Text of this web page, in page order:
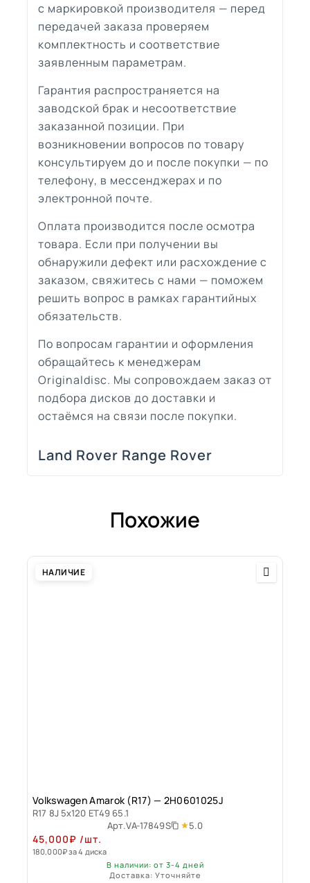
с маркировкой производителя — перед
передачей заказа проверяем
комплектность и соответствие
заявленным параметрам.
Гарантия распространяется на
заводской брак и несоответствие
заказанной позиции. При
возникновении вопросов по товару
консультируем до и после покупки — по
телефону, в мессенджерах и по
электронной почте.
Оплата производится после осмотра
товара. Если при получении вы
обнаружили дефект или расхождение с
заказом, свяжитесь с нами — поможем
решить вопрос в рамках гарантийных
обязательств.
По вопросам гарантии и оформления
обращайтесь к менеджерам
Originaldisc. Мы сопровождаем заказ от
подбора дисков до доставки и
остаёмся на связи после покупки.
Land Rover Range Rover
Похожие
НАЛИЧИЕ
Volkswagen Amarok (R17) — 2H0601025J
R17 8J 5x120 ET49 65.1
Арт.VA-17849S 5.0
45,000₽ /шт.
180,000₽за 4 диска
В наличии: от 3-4 дней
Доставка: Уточняйте